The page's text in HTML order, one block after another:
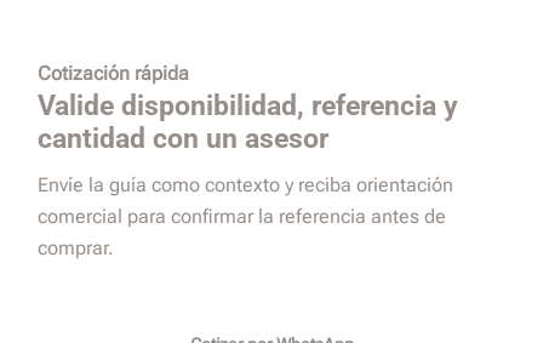
Cotización rápida
Valide disponibilidad, referencia y
cantidad con un asesor
Envíe la guía como contexto y reciba orientación
comercial para confirmar la referencia antes de
comprar.